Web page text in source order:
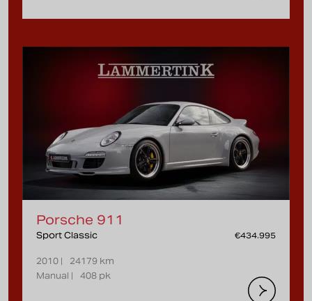
Porsche 911
Sport Classic €434.995
2010 |
24179 km
Manual |
408 pk